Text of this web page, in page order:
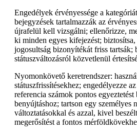
Engedélyek érvényessége a
bejegyzések tartalmazzák az
újrafelül kell vizsgálni; ellenőrizze,
ki minden egyes kifejezést;
jogosultság bizonyítékát friss tartsák;
státuszváltozásról közvetlenül
Nyomonkövető keretrendszer:
státuszfrissítésekhez; engedélyezze
referencia számok pontos
benyújtáshoz; tartson egy személyes
változtatásokkal és azzal, kivel
megerősítést a fontos